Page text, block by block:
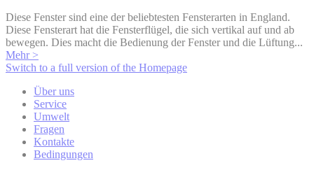
Diese Fenster sind eine der beliebtesten Fensterarten in England.
Diese Fensterart hat die Fensterflügel, die sich vertikal auf und ab
bewegen. Dies macht die Bedienung der Fenster und die Lüftung...
Mehr >
Switch to a full version of the Homepage
Über uns
Service
Umwelt
Fragen
Kontakte
Bedingungen